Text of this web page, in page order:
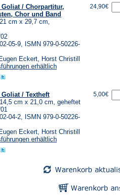
/ Chorpartitur,
Chor und Band
cm x 29,7 cm,
05-9, ISMN 979-0-50226-
Eckert, Horst Christill
erhältlich
24,90€
/ Textheft
cm x 21,0 cm, geheftet
04-2, ISMN 979-0-50226-
Eckert, Horst Christill
erhältlich
5,00€